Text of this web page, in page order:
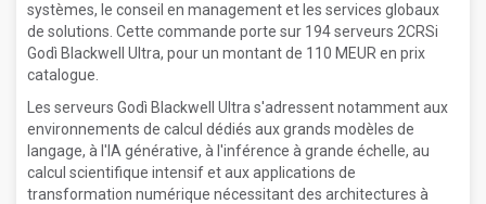
systèmes, le conseil en management et les services globaux
de solutions. Cette commande porte sur 194 serveurs 2CRSi
Godì Blackwell Ultra, pour un montant de 110 MEUR en prix
catalogue.
Les serveurs Godì Blackwell Ultra s'adressent notamment aux
environnements de calcul dédiés aux grands modèles de
langage, à l'IA générative, à l'inférence à grande échelle, au
calcul scientifique intensif et aux applications de
transformation numérique nécessitant des architectures à